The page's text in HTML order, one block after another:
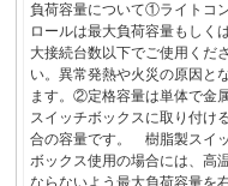
負荷容量について①ライトコ
ロールは最大負荷容量もしく
大接続台数以下でご使用くださ
い。異常発熱や火災の原因と
ます。②定格容量は単体で金
スイッチボックスに取り付け
合の容量です。 樹脂製スイ
ボックス使用の場合には、高